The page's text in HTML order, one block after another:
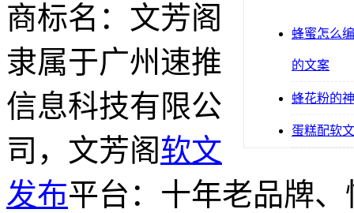
蜂蜜怎么
的文案
蜂花粉的
蛋糕配软
商标名：文芳阁
隶属于广州速推
信息科技有限公
司，文芳阁软文
发布平台：十年老品牌